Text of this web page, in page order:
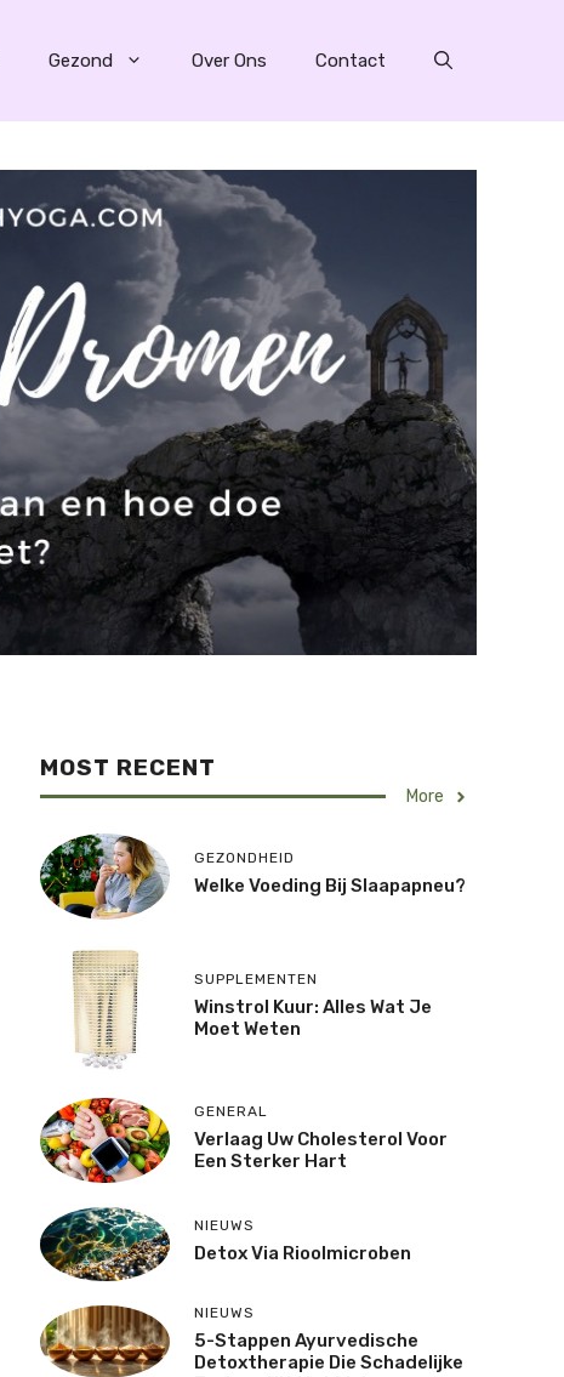
Gezond Over Ons Contact
MOST RECENT
More
GEZONDHEID
Welke Voeding Bij Slaapapneu?
SUPPLEMENTEN
Winstrol Kuur: Alles Wat Je
Moet Weten
GENERAL
Verlaag Uw Cholesterol Voor
Een Sterker Hart
NIEUWS
Detox Via Rioolmicroben
NIEUWS
5-Stappen Ayurvedische
Detoxtherapie Die Schadelijke